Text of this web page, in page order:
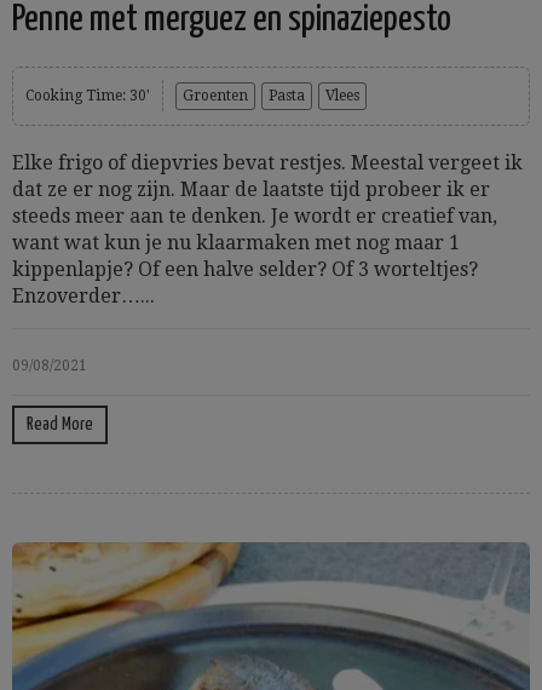
Penne met merguez en spinaziepesto
Cooking Time: 30' Groenten Pasta Vlees
Elke frigo of diepvries bevat restjes. Meestal vergeet ik
dat ze er nog zijn. Maar de laatste tijd probeer ik er
steeds meer aan te denken. Je wordt er creatief van,
want wat kun je nu klaarmaken met nog maar 1
kippenlapje? Of een halve selder? Of 3 worteltjes?
Enzoverder…...
09/08/2021
Read More